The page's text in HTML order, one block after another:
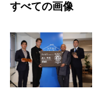
すべての画像